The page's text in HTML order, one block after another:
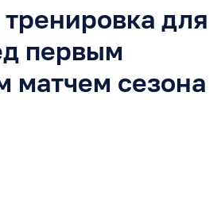
для
первым
матчем сезона